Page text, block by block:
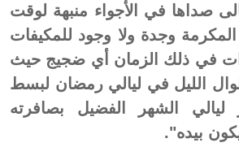
صداها في الأجواء منبهة لوقت
وجدة ولا وجود للمكيفات
في ذلك الزمان أي ضجيج حيث
الليل في ليالي رمضان لبسط
ليالي الشهر الفضيل بصافرته
بيده".